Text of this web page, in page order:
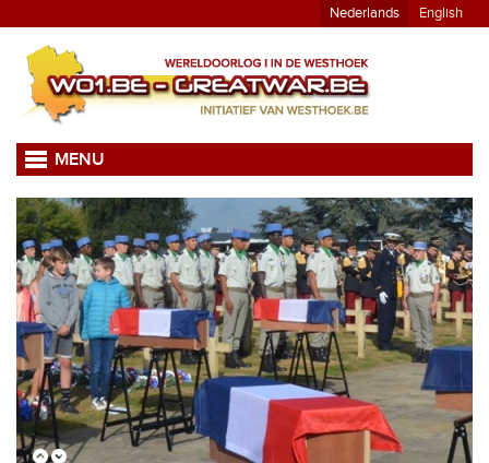
Nederlands English
MENU